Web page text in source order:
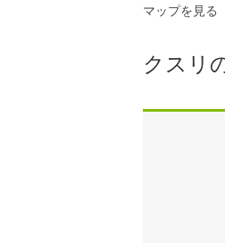
マップを見る
クスリ